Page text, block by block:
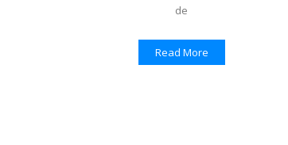
de
Read More